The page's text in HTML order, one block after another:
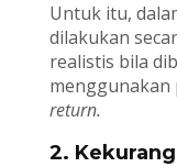
Untuk itu,
dilakukan
realistis bila
return.
2.